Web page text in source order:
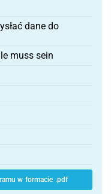
dane do
muss sein
w formacie .pdf